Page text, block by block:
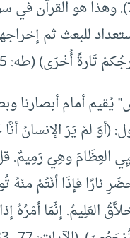
علَى اللهِ يَسِيرٌ). (الآية: 7).
للبعث ثم
تَارةً أُخْرَى) (طه: 55).
أمام أبصارنا
(أوَ لمْ يَرَ
وهِيَ رَمِيمٌ.
نارًا فإذَا أنْتُمْ
العَلِيمُ. إنَّمَا